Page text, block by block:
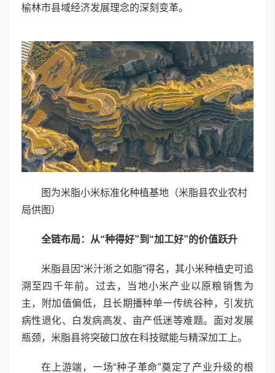
榆林市县域经济发展理念的深刻变革。
图为米脂小米标准化种植基地（米脂县农业农村
局供图）
全链布局：从“种得好”到“加工好”的价值跃升
米脂县因“米汁淅之如脂”得名，其小米种植史可追
溯至四千年前。过去，当地小米产业以原粮销售为
主，附加值偏低，且长期播种单一传统谷种，引发抗
病性退化、白发病高发、亩产低迷等难题。面对发展
瓶颈，米脂县将突破口放在科技赋能与精深加工上。
在上游端，一场“种子革命”奠定了产业升级的根